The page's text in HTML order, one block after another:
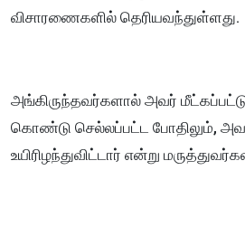
விசாரணைகளில் தெரியவந்துள்ளது.
அங்கிருந்தவர்களால் அவர்
கொண்டு செல்லப்பட்ட போதிலும்,
உயிரிழந்துவிட்டார் என்று